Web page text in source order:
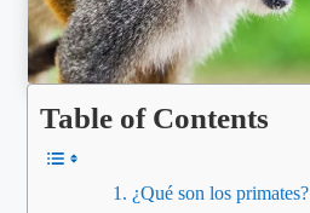
Table of Contents
¿Qué son los primates?